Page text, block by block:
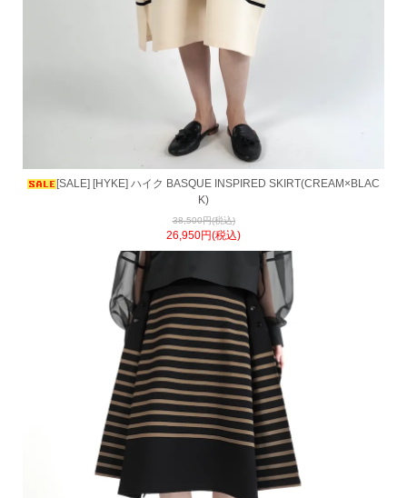
[SALE] [HYKE] ハイク BASQUE INSPIRED SKIRT(CREAM×BLAC
K)
38,500円(税込)
26,950円(税込)